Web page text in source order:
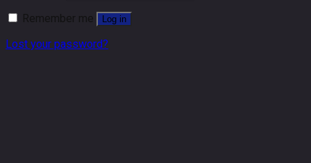
Remember me
Log in
Lost your password?